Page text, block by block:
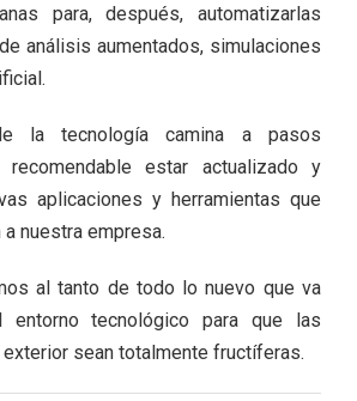
para, después, automatizarlas
análisis aumentados, simulaciones
la tecnología camina a pasos
recomendable estar actualizado y
aplicaciones y herramientas que
nuestra empresa.
al tanto de todo lo nuevo que va
entorno tecnológico para que las
sean totalmente fructíferas.